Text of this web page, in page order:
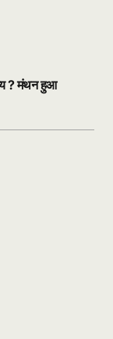
? मंथन हुआ